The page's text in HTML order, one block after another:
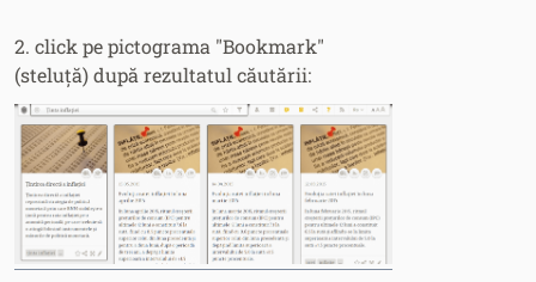
2. click pe pictograma "Bookmark"
(steluță) după rezultatul căutării: